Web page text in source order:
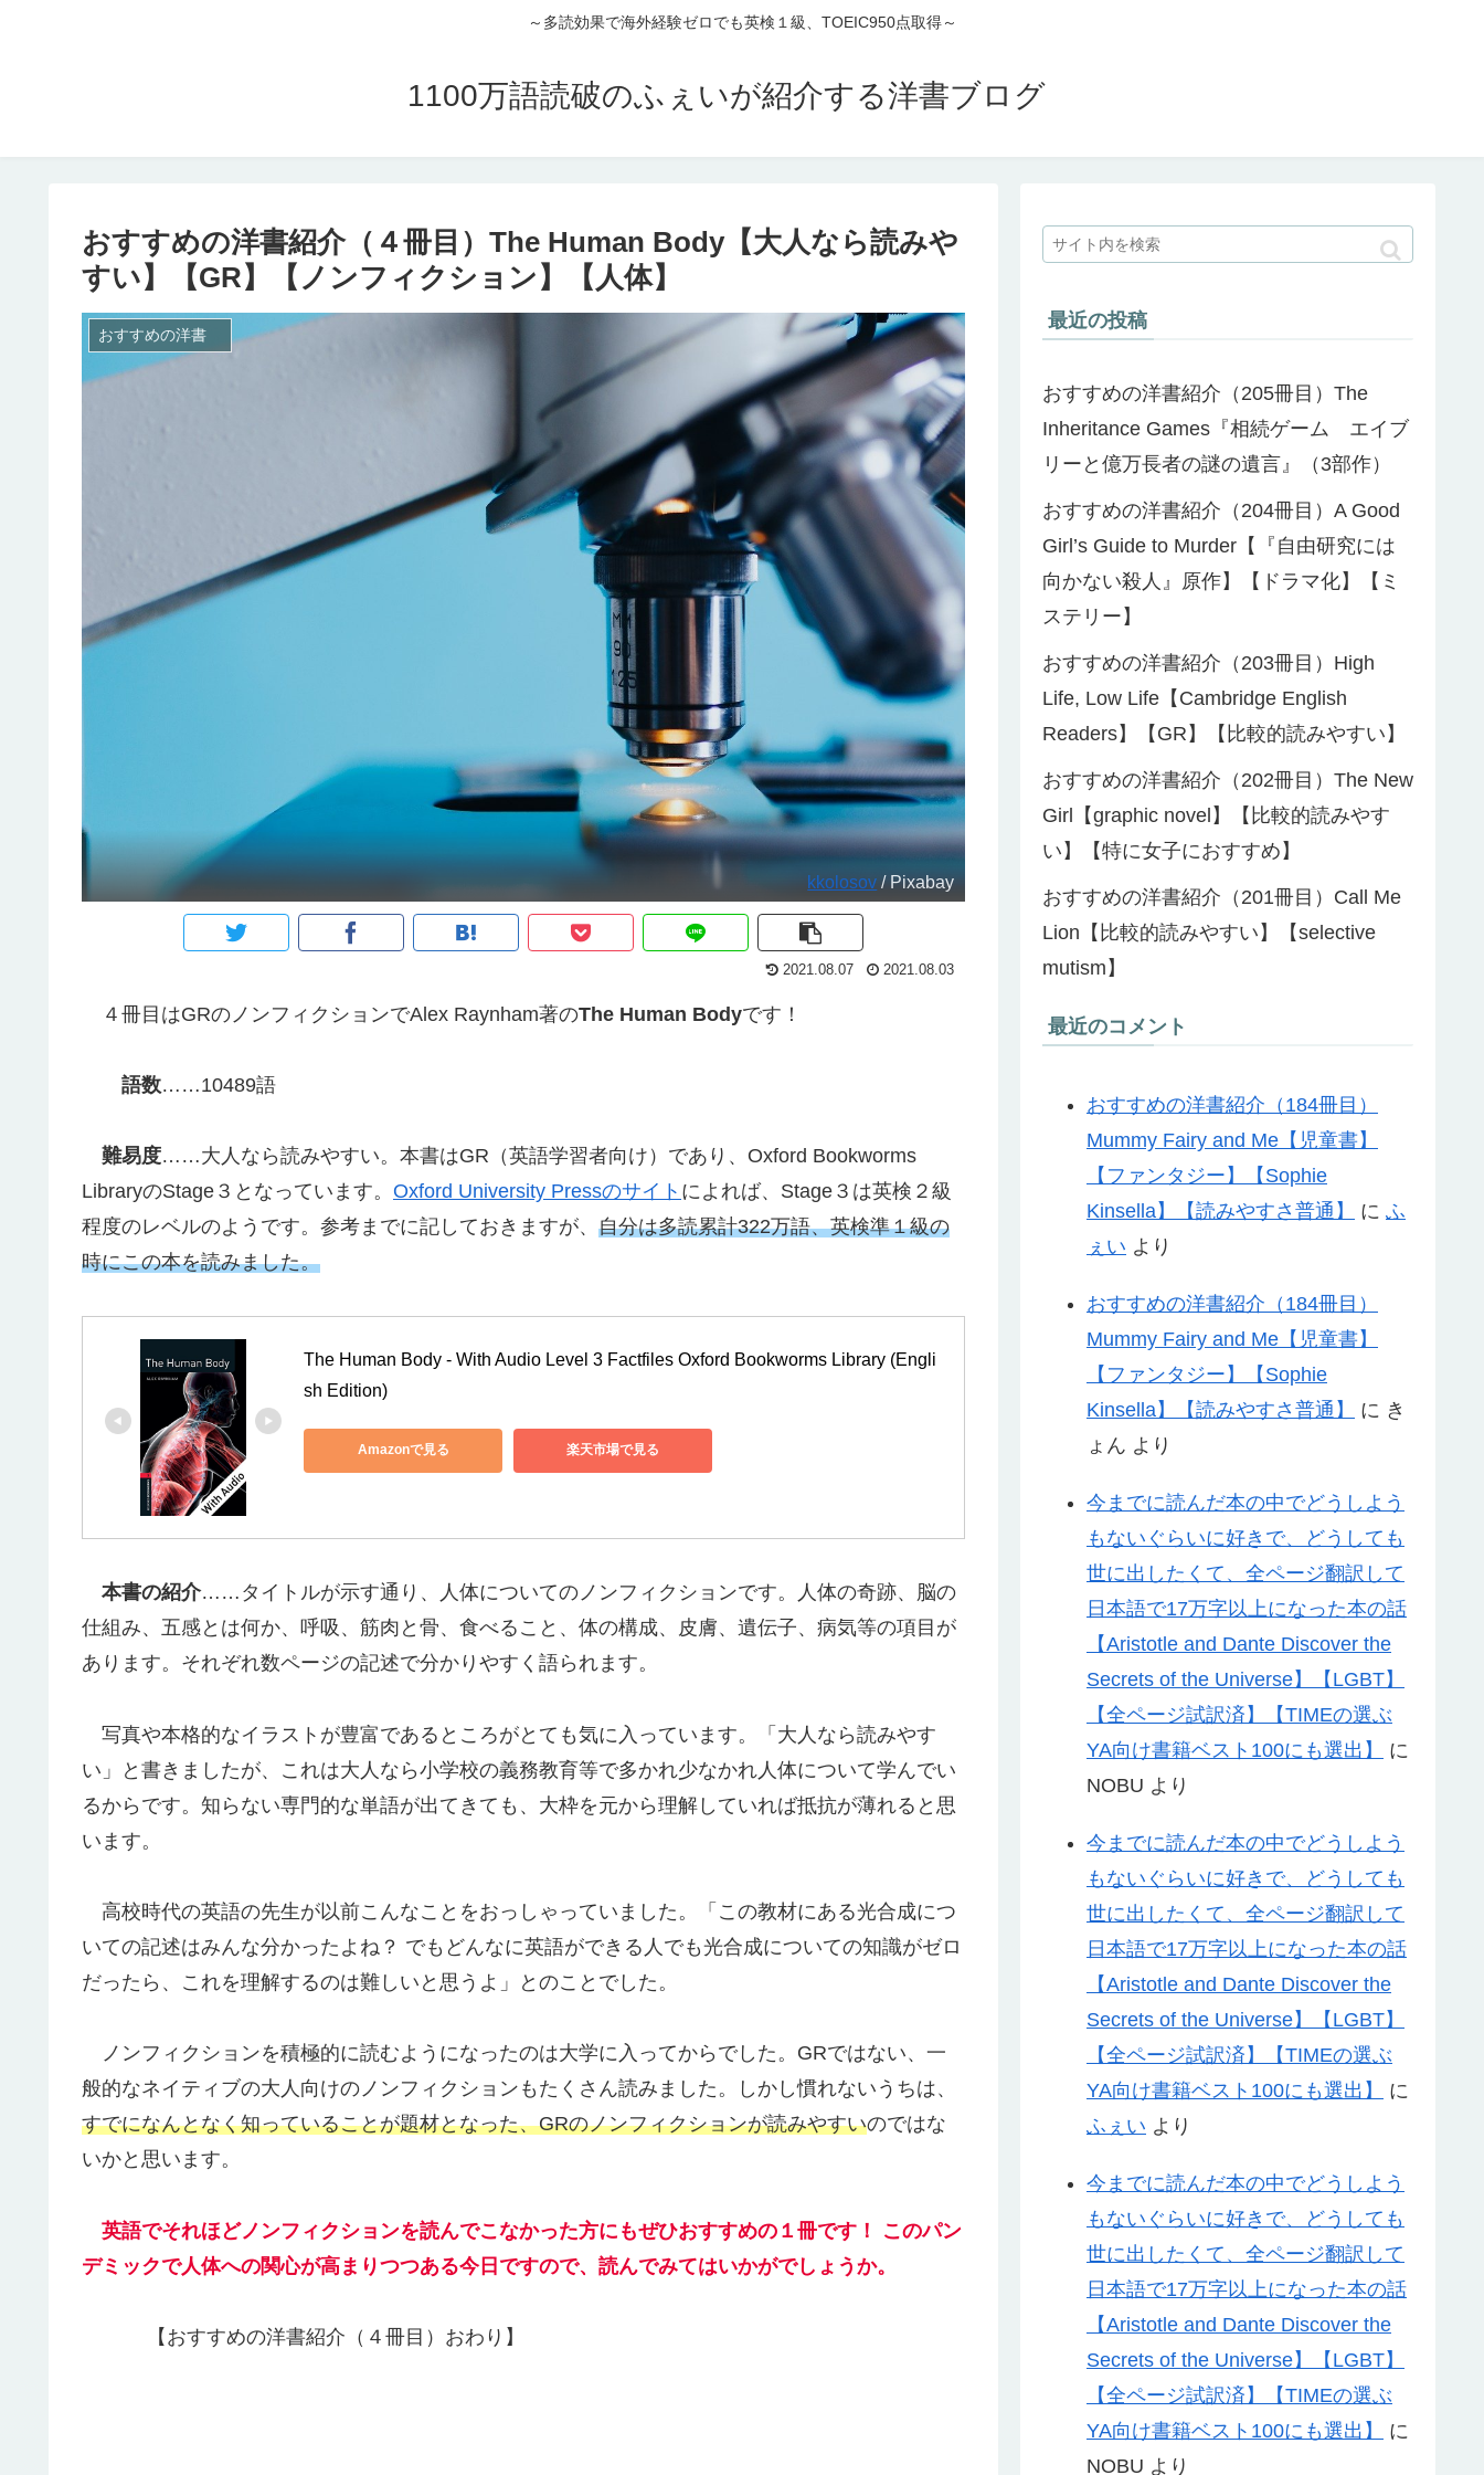
～多読効果で海外経験ゼロでも英検１級、TOEIC950点取得～
1100万語読破のふぇいが紹介する洋書ブログ
おすすめの洋書紹介（４冊目）The Human Body【大人なら読みや
すい】【GR】【ノンフィクション】【人体】
おすすめの洋書
kkolosov / Pixabay
2021.08.07 2021.08.03
４冊目はGRのノンフィクションでAlex Raynham著のThe Human Bodyです！
語数……10489語
難易度……大人なら読みやすい。本書はGR（英語学習者向け）であり、Oxford Bookworms
LibraryのStage３となっています。 Oxford University Pressのサイト によれば、Stage３は英検２級
程度のレベルのようです。参考までに記しておきますが、 自分は多読累計322万語、英検準１級の
時にこの本を読みました。
The Human Body - With Audio Level 3 Factfiles Oxford Bookworms Library (Engli
sh Edition)
Amazonで見る 楽天市場で見る
本書の紹介……タイトルが示す通り、人体についてのノンフィクションです。人体の奇跡、脳の
仕組み、五感とは何か、呼吸、筋肉と骨、食べること、体の構成、皮膚、遺伝子、病気等の項目が
あります。それぞれ数ページの記述で分かりやすく語られます。
写真や本格的なイラストが豊富であるところがとても気に入っています。「大人なら読みやす
い」と書きましたが、これは大人なら小学校の義務教育等で多かれ少なかれ人体について学んでい
るからです。知らない専門的な単語が出てきても、大枠を元から理解していれば抵抗が薄れると思
います。
高校時代の英語の先生が以前こんなことをおっしゃっていました。「この教材にある光合成につ
いての記述はみんな分かったよね？ でもどんなに英語ができる人でも光合成についての知識がゼロ
だったら、これを理解するのは難しいと思うよ」とのことでした。
ノンフィクションを積極的に読むようになったのは大学に入ってからでした。GRではない、一
般的なネイティブの大人向けのノンフィクションもたくさん読みました。しかし慣れないうちは、
すでになんとなく知っていることが題材となった、GRのノンフィクションが読みやすいのではな
いかと思います。
英語でそれほどノンフィクションを読んでこなかった方にもぜひおすすめの１冊です！ このパン
デミックで人体への関心が高まりつつある今日ですので、読んでみてはいかがでしょうか。
【おすすめの洋書紹介（４冊目）おわり】
最近の投稿
おすすめの洋書紹介（205冊目）The
Inheritance Games『相続ゲーム エイブ
リーと億万長者の謎の遺言』（3部作）
おすすめの洋書紹介（204冊目）A Good
Girl’s Guide to Murder【『自由研究には
向かない殺人』原作】【ドラマ化】【ミ
ステリー】
おすすめの洋書紹介（203冊目）High
Life, Low Life【Cambridge English
Readers】【GR】【比較的読みやすい】
おすすめの洋書紹介（202冊目）The New
Girl【graphic novel】【比較的読みやす
い】【特に女子におすすめ】
おすすめの洋書紹介（201冊目）Call Me
Lion【比較的読みやすい】【selective
mutism】
最近のコメント
おすすめの洋書紹介（184冊目）
Mummy Fairy and Me【児童書】
【ファンタジー】【Sophie
Kinsella】【読みやすさ普通】
に ふ
ぇい より
おすすめの洋書紹介（184冊目）
Mummy Fairy and Me【児童書】
【ファンタジー】【Sophie
Kinsella】【読みやすさ普通】
に き
ょん より
今までに読んだ本の中でどうしよう
もないぐらいに好きで、どうしても
世に出したくて、全ページ翻訳して
日本語で17万字以上になった本の話
【Aristotle and Dante Discover the
Secrets of the Universe】【LGBT】
【全ページ試訳済】【TIMEの選ぶ
YA向け書籍ベスト100にも選出】
に
NOBU より
今までに読んだ本の中でどうしよう
もないぐらいに好きで、どうしても
世に出したくて、全ページ翻訳して
日本語で17万字以上になった本の話
【Aristotle and Dante Discover the
Secrets of the Universe】【LGBT】
【全ページ試訳済】【TIMEの選ぶ
YA向け書籍ベスト100にも選出】
に
ふぇい より
今までに読んだ本の中でどうしよう
もないぐらいに好きで、どうしても
世に出したくて、全ページ翻訳して
日本語で17万字以上になった本の話
【Aristotle and Dante Discover the
Secrets of the Universe】【LGBT】
【全ページ試訳済】【TIMEの選ぶ
YA向け書籍ベスト100にも選出】
に
NOBU より